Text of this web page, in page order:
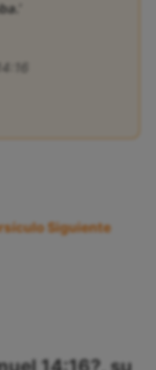
Siguiente